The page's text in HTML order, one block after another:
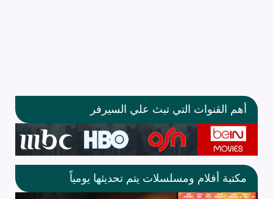
أهم القنوات التي تبث علي السيرفر
مكتبة أفلام ومسلسلات يتم تحديثها يومياً